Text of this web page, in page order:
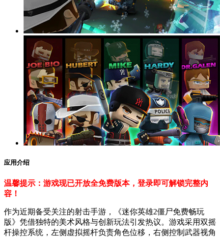
应用介绍
温馨提示：游戏现已开放全免费版本，登录即可解锁完整内
容！
作为近期备受关注的射击手游，《迷你英雄2僵尸免费畅玩
版》凭借独特的美术风格与创新玩法引发热议。游戏采用双摇
杆操控系统，左侧虚拟摇杆负责角色位移，右侧控制武器视角